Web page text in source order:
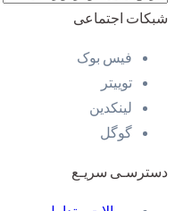
شبکات اجتماعی
فیس بوک
توییتر
لینکدین
گوگل
دسترسـی سریـع